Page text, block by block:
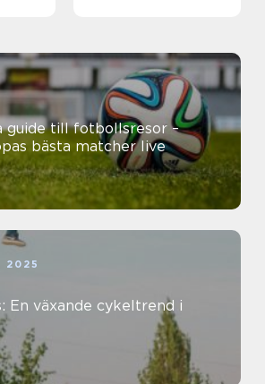
guide till fotbollsresor –
bästa matcher live
En växande cykeltrend i